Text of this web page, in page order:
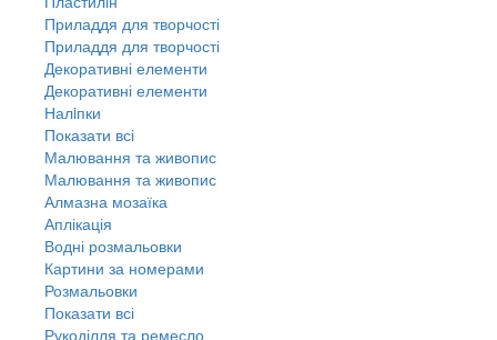
Приладдя для творчості
Приладдя для творчості
Декоративні елементи
Декоративні елементи
Налiпки
Показати всі
Малювання та живопис
Малювання та живопис
Алмазна мозаїка
Аплікація
Водні розмальовки
Картини за номерами
Розмальовки
Показати всі
Рукоділля та ремесло